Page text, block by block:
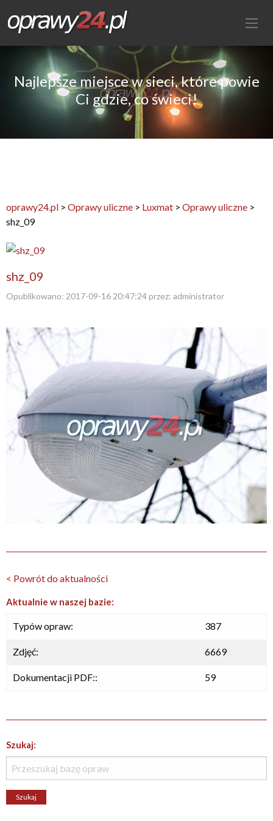
Najlepsze miejsce w sieci, które powie
Ci gdzie, co świeci!
oprawy24.pl > Oprawy uliczne > Luxmat > Oprawy uliczne >
shz_09
shz_09
Opublikowano: 2017-09-16 20:47:24przez: administrator
< Powrót do aktualności
Aktualnie w naszej bazie:
Typów opraw: 387
Zdjęć: 6669
Dokumentacji PDF:: 59
Szukaj: